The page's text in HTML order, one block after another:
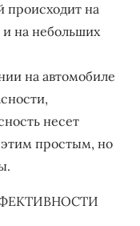
происходит на
и на небольших
на автомобиле
несет
простым, но